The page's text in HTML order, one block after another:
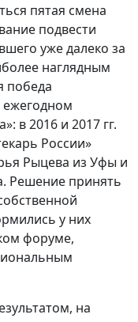
пятая смена
подвести
уже далеко за
наглядным
победа
ежегодном
в 2016 и 2017 гг.
России»
Рыцева из Уфы и
Решение принять
у них
форуме,
на